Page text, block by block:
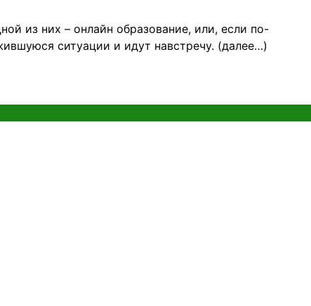
из них – онлайн образование, или, если по-
ситуации и идут навстречу. (далее…)